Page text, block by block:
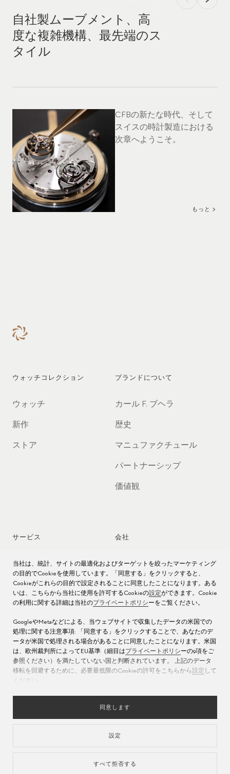
自社製ムーブメント、高
度な複雑機構、最先端のス
タイル
CFBの新たな時代、そして
スイスの時計製造における
次章へようこそ。
もっと
ウォッチコレクション
ウォッチ
新作
ストア
ブランドについて
カール F. ブヘラ
歴史
マニュファクチュール
パートナーシップ
価値観
サービス
時計アフターサービス
時計のお手入れ
取扱説明書
よくある質問
サービス センター
会社
ジョブズ
プレス
お問い合わせ先
サイト利用規約発行元 責任ある購買
当社は、統計、サイトの最適化およびターゲットを絞ったマーケティング
の目的でCookieを使用しています。「同意する」をクリックすると、
Cookieがこれらの目的で設定されることに同意したことになります。ある
いは、こちらから当社に使用を許可するCookieの設定ができます。Cookie
の利用に関する詳細は当社のプライベートポリシーをご覧ください。
GoogleやMetaなどによる、当ウェブサイトで収集したデータの米国での
処理に関する注意事項: 「同意する」をクリックすることで、あなたのデ
ータが米国で処理される場合があることに同意したことになります。米国
は、欧州裁判所によってEU基準（細目はプライベートポリシーの9項をご
参照ください）を満たしていない国と判断されています。 上記のデータ
移転を回避するために、必要最低限のCookieの許可をこちらから設定 して
ください。
同意します
設定
すべて拒否する